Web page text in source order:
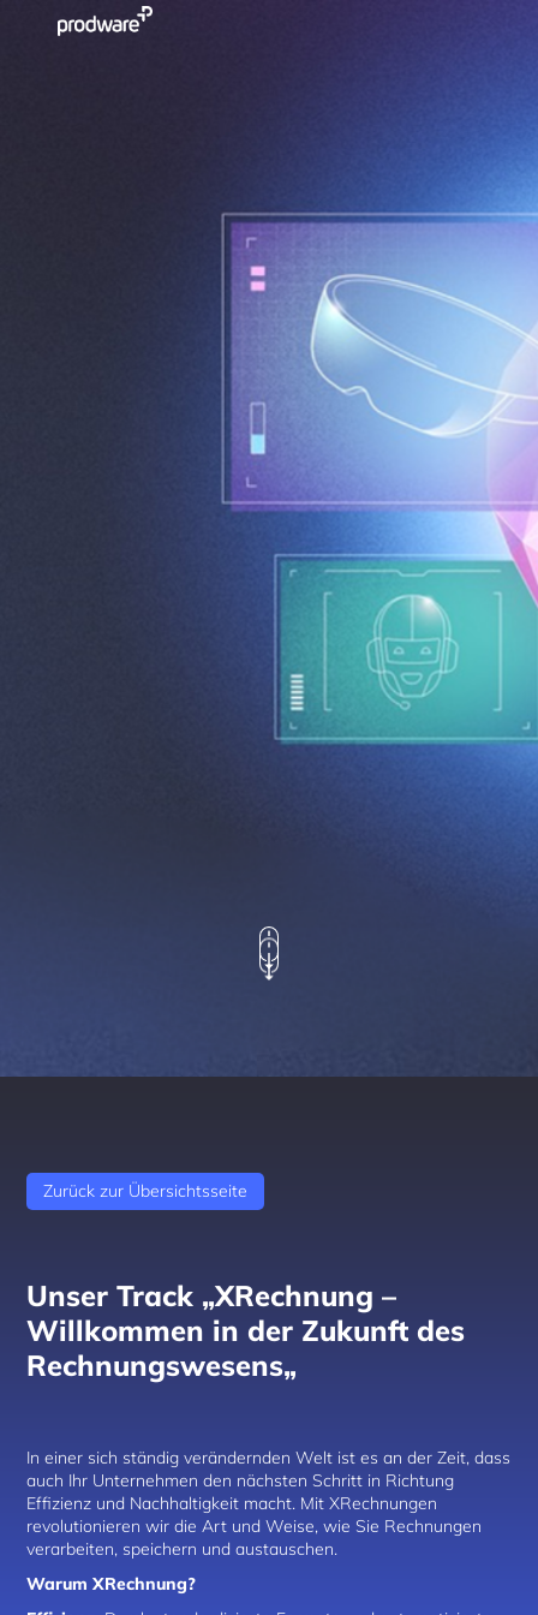
Zurück zur Übersichtsseite
Unser Track „XRechnung –
Willkommen in der Zukunft des
Rechnungswesens„
In einer sich ständig verändernden Welt ist es an der Zeit, dass
auch Ihr Unternehmen den nächsten Schritt in Richtung
Effizienz und Nachhaltigkeit macht. Mit XRechnungen
revolutionieren wir die Art und Weise, wie Sie Rechnungen
verarbeiten, speichern und austauschen.
Warum XRechnung?